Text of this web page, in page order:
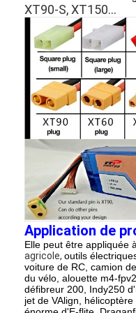
Visite d'usine
Contrôle de qualité
Contactez-nous
Nouvelles
Discuter Maintenant
batterie du lithium
batteries
Batterie lithium-
batteries de
XT90-S, XT150…
Application de
Elle peut être appliquée
agricole,outils
voiture de RC, camion
du vélo, alouette m4-
défibreur 200, Indy250 d'
jet de VAlign,